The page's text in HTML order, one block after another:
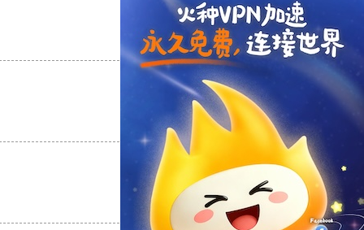
支持 [0] 反对[0]
支持[0] 反对
支持[0] 反对[0]